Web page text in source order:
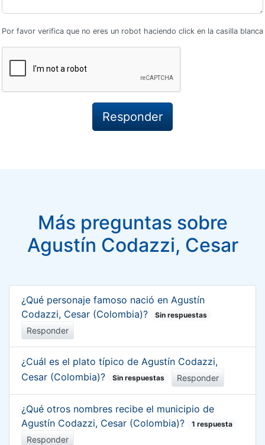
Por favor verifica que no eres un robot haciendo click en la casilla blanca
Más preguntas sobre
Agustín Codazzi, Cesar
¿Qué personaje famoso nació en Agustín
Codazzi, Cesar (Colombia)?
Sin respuestas
Responder
¿Cuál es el plato típico de Agustín Codazzi,
Cesar (Colombia)?
Sin respuestas Responder
¿Qué otros nombres recibe el municipio de
Agustín Codazzi, Cesar (Colombia)?
1 respuesta
Responder